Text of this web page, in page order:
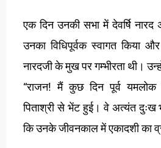
एक दिन उनकी सभा में देवर्षि नारद
उनका विधिपूर्वक स्वागत किया और
नारदजी के मुख पर गम्भीरता थी।
“राजन!मैं कुछ दिन पूर्व यमलोक
पिताश्री से भेंट हुई। वे अत्यंत दुःख
कि उनके जीवनकाल में एकादशी का